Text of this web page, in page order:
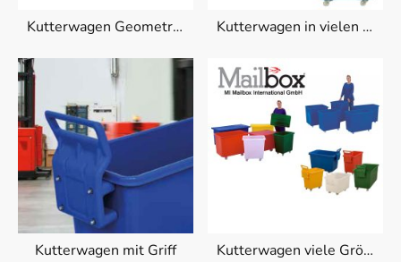
Kutterwagen Geometrien Kutterwagen in vielen Farben
Kutterwagen mit Griff Kutterwagen viele Größen